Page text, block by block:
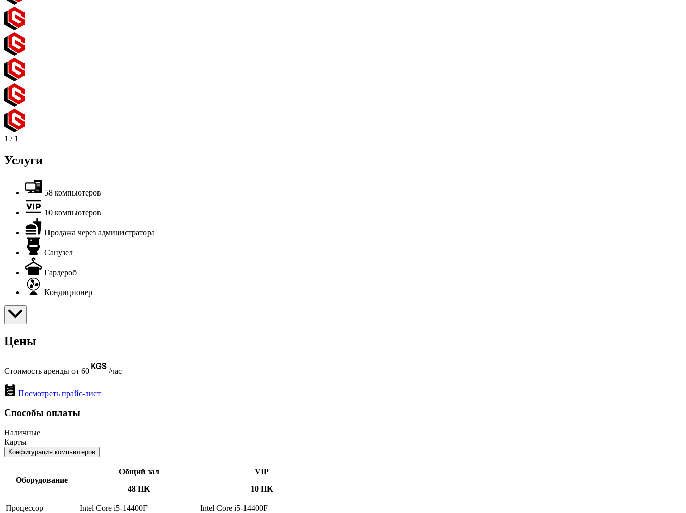
1 / 1
Услуги
58 компьютеров
10 компьютеров
Продажа через администратора
Санузел
Гардероб
Кондиционер
Цены
Стоимость аренды от 60 /час
Посмотреть прайс-лист
Способы оплаты
Наличные
Карты
Конфигурация компьютеров
Оборудование
Общий зал
48 ПК
VIP
10 ПК
Процессор Intel Core i5-14400F Intel Core i5-14400F